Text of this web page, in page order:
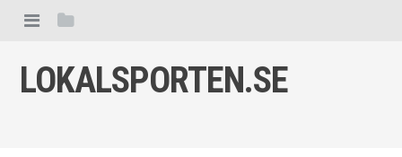
Skip to content
View menu
LOKALSPORTEN.SE